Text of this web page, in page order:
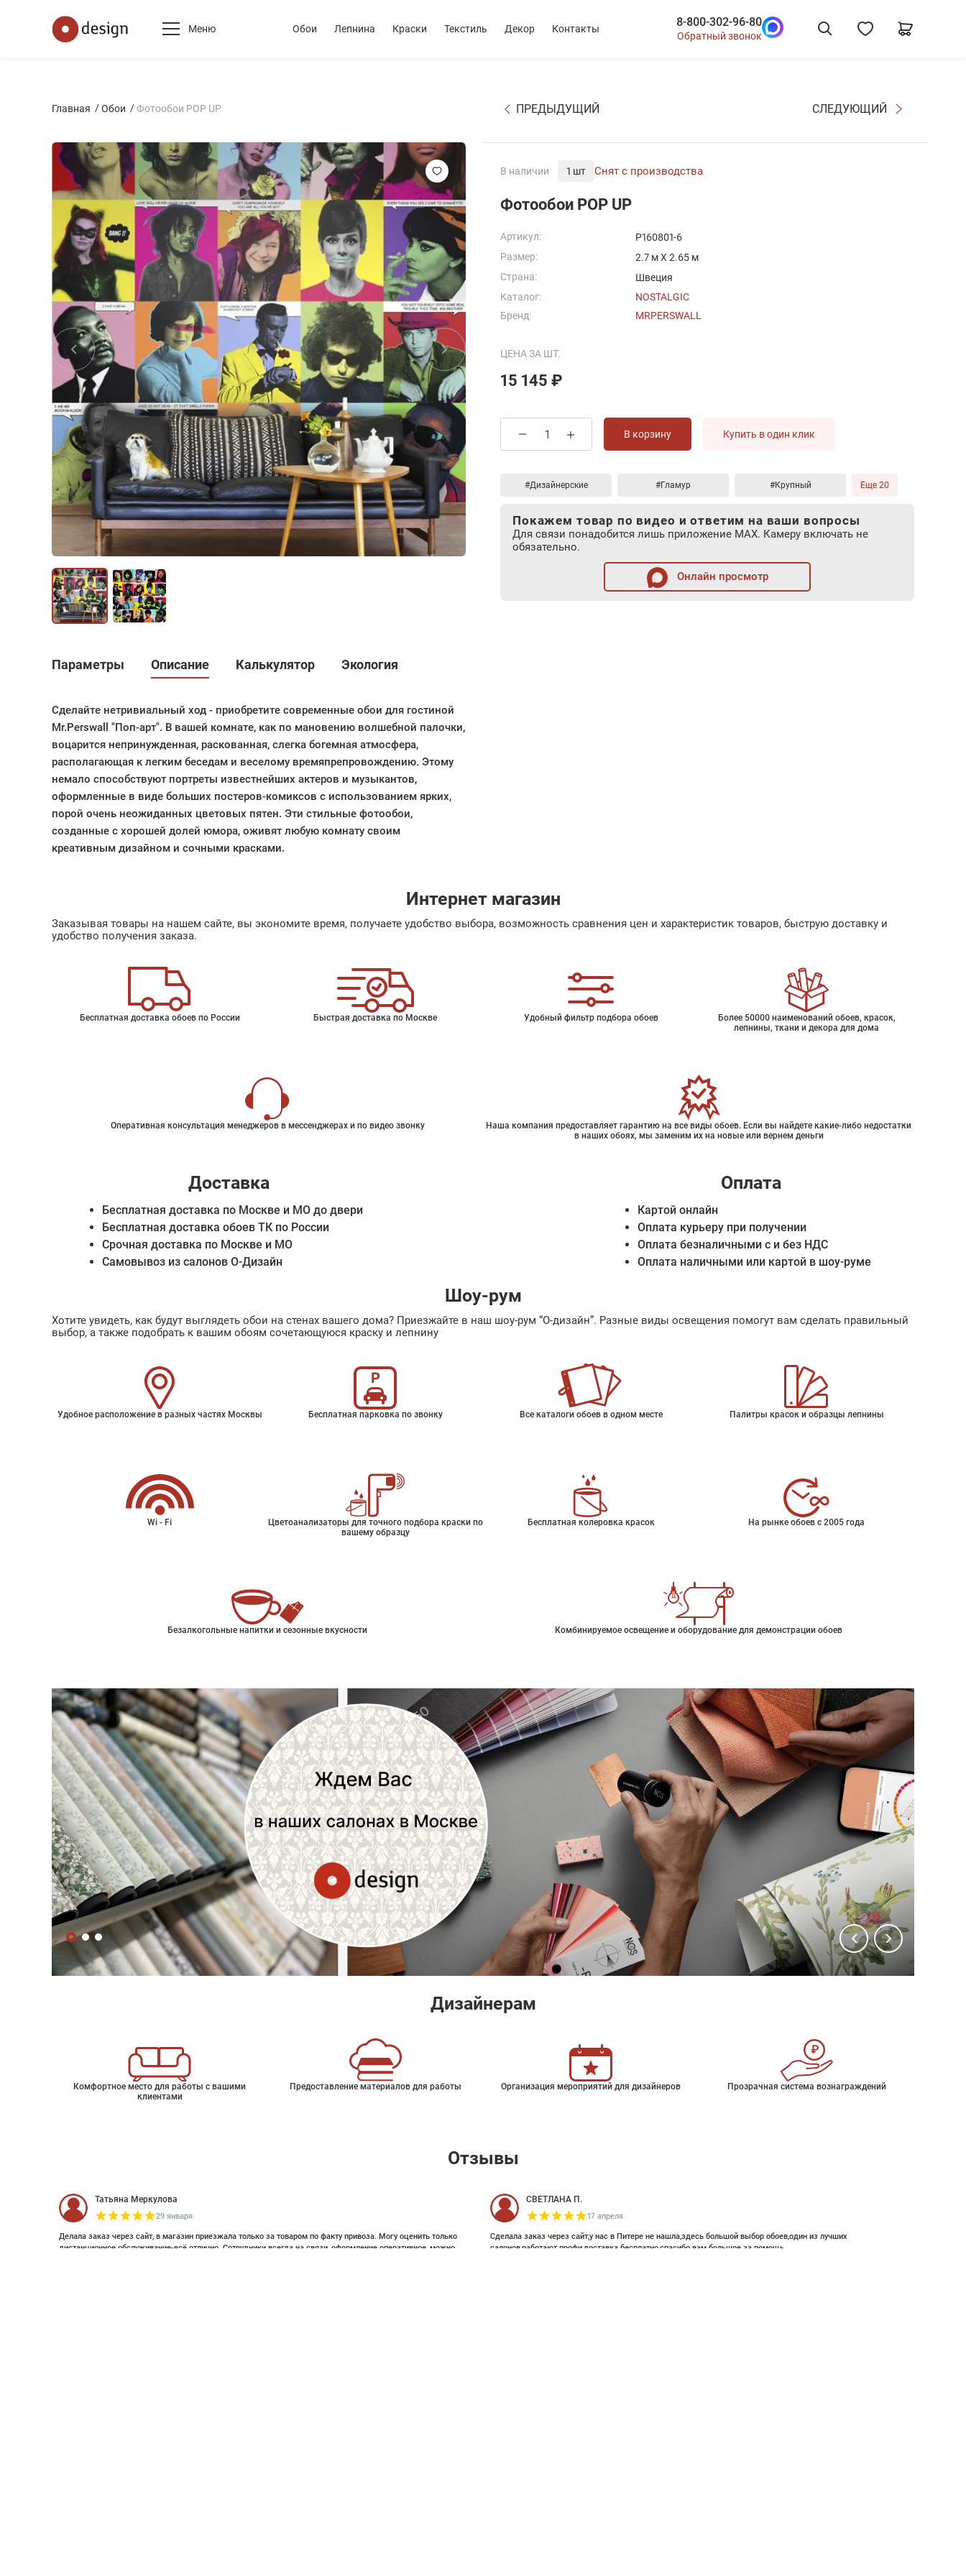
Меню Обои Лепнина Краски Текстиль Декор Контакты 8-800-302-96-80
Обратный звонок
Главная Обои Фотообои POP UP ПРЕДЫДУЩИЙ СЛЕДУЮЩИЙ
Параметры Описание Калькулятор Экология
Сделайте нетривиальный ход - приобретите современные обои для гостиной
Mr.Perswall "Поп-арт". В вашей комнате, как по мановению волшебной палочки,
воцарится непринужденная, раскованная, слегка богемная атмосфера,
располагающая к легким беседам и веселому времяпрепровождению. Этому
немало способствуют портреты известнейших актеров и музыкантов,
оформленные в виде больших постеров-комиксов с использованием ярких,
порой очень неожиданных цветовых пятен. Эти стильные фотообои,
созданные с хорошей долей юмора, оживят любую комнату своим
креативным дизайном и сочными красками.
В наличии 1 шт Снят с производства
Фотообои POP UP
Артикул:
P160801-6
Размер:
2.7 м X 2.65 м
Страна:
Швеция
Каталог:
NOSTALGIC
Бренд:
MRPERSWALL
ЦЕНА ЗА ШТ.
15 145 ₽
В корзину Купить в один клик
#Дизайнерские #Гламур #Крупный Еще 20
Покажем товар по видео и ответим на ваши вопросы
Для связи понадобится лишь приложение MAX. Камеру включать не
обязательно.
Онлайн просмотр
Интернет магазин
Заказывая товары на нашем сайте, вы экономите время, получаете удобство выбора, возможность сравнения цен и характеристик товаров, быструю доставку и
удобство получения заказа.
Бесплатная доставка обоев по России Быстрая доставка по Москве Удобный фильтр подбора обоев
Более 50000 наименований обоев, красок,
лепнины, ткани и декора для дома
Оперативная консультация менеджеров в мессенджерах и по видео звонку
Наша компания предоставляет гарантию на все виды обоев. Если вы найдете какие-либо недостатки
в наших обоях, мы заменим их на новые или вернем деньги
Доставка
Бесплатная доставка по Москве и МО до двери
Бесплатная доставка обоев ТК по России
Срочная доставка по Москве и МО
Самовывоз из салонов О-Дизайн
Оплата
Картой онлайн
Оплата курьеру при получении
Оплата безналичными с и без НДС
Оплата наличными или картой в шоу-руме
Шоу-рум
Хотите увидеть, как будут выглядеть обои на стенах вашего дома? Приезжайте в наш шоу-рум “О-дизайн”. Разные виды освещения помогут вам сделать правильный
выбор, а также подобрать к вашим обоям сочетающуюся краску и лепнину
Удобное расположение в разных частях Москвы Бесплатная парковка по звонку Все каталоги обоев в одном месте Палитры красок и образцы лепнины
Wi - Fi
Цветоанализаторы для точного подбора краски по
вашему образцу
Бесплатная колеровка красок На рынке обоев с 2005 года
Безалкогольные напитки и сезонные вкусности Комбинируемое освещение и оборудование для демонстрации обоев
Дизайнерам
Комфортное место для работы с вашими
клиентами
Предоставление материалов для работы Организация мероприятий для дизайнеров Прозрачная система вознаграждений
Отзывы
Татьяна Меркулова
29 января
Делала заказ через сайт, в магазин приезжала только за товаром по факту привоза. Могу оценить только
дистанционное обслуживание-всё отлично. Сотрудники всегда на связи, оформление оперативное, можно
СВЕТЛАНА П.
17 апреля
Сделала заказ через сайт,у нас в Питере не нашла,здесь большой выбор обоев,один из лучших
салонов,работают профи,доставка бесплатно,спасибо вам большое за помощь.